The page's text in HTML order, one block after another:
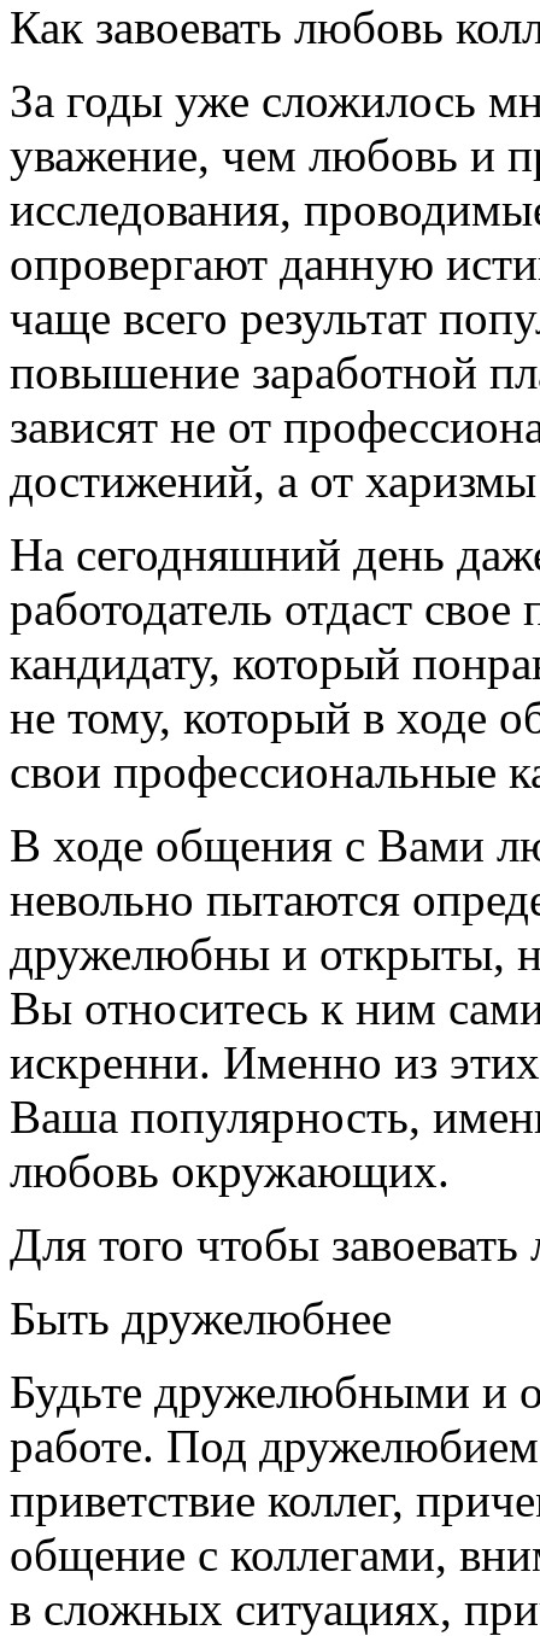
Как завоевать любовь
За годы уже сложилось
уважение, чем любовь и
исследования,
опровергают данную
чаще всего результат
повышение заработной
зависят не от
достижений, а от
На сегодняшний день
работодатель отдаст
кандидату, который
не тому, который в ходе
свои профессиональные
В ходе общения с Вами
невольно пытаются
дружелюбны и открыты,
Вы относитесь к ним
искренни. Именно из
Ваша популярность,
любовь окружающих.
Для того чтобы
Быть дружелюбнее
Будьте дружелюбными и
работе. Под
приветствие коллег,
общение с коллегами,
в сложных ситуациях,